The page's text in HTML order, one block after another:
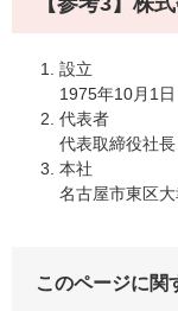
設立
1975年10月1日
代表者
代表取締役社
本社
名古屋市東区
このページに関